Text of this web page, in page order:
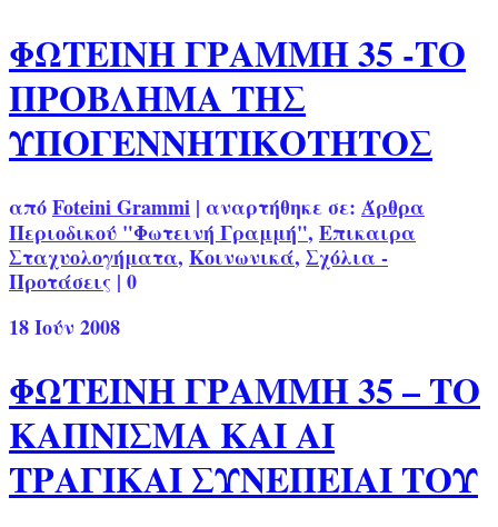
ΦΩΤΕΙΝΗ ΓΡΑΜΜΗ 35 -ΤΟ
ΠΡΟΒΛΗΜΑ ΤΗΣ
ΥΠΟΓΕΝΝΗΤΙΚΟΤΗΤΟΣ
απόFoteini Grammi | αναρτήθηκε σε: Άρθρα
Περιοδικού "Φωτεινή Γραμμή", Επικαιρα
Σταχυολογήματα, Κοινωνικά, Σχόλια -
Προτάσεις | 0
18Ιούν 2008
ΦΩΤΕΙΝΗ ΓΡΑΜΜΗ 35 – ΤΟ
ΚΑΠΝΙΣΜΑ ΚΑΙ ΑΙ
ΤΡΑΓΙΚΑΙ ΣΥΝΕΠΕΙΑΙ ΤΟΥ